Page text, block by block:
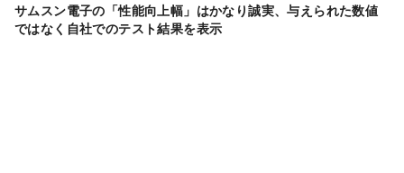
サムスン電子の「性能向上幅」はかなり誠実、与えられた数値
ではなく自社でのテスト結果を表示